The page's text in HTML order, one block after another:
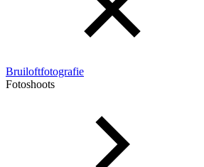
Bruiloftfotografie
Fotoshoots